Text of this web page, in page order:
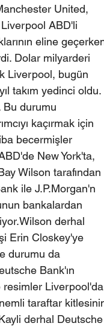
United,
ABD'li
eline
Dolar milyarderi
Liverpool, bugün
takım yedinci oldu.
Bu durumu
kaçırmak için
becermişler
New York'ta,
Wilson tarafından
ile J.P.Morgan'n
bankalardan
derhal
Erin Closkey'ye
durumu da
Bank'ın
resimler Liverpool'da
taraftar
derhal Deutsche